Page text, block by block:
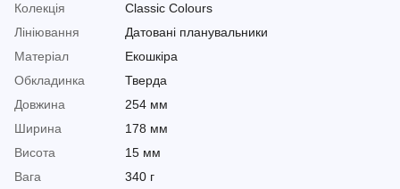
Колекція
Classic Colours
Лініювання
Датовані планувальники
Матеріал
Екошкіра
Обкладинка
Тверда
Довжина
254 мм
Ширина
178 мм
Висота
15 мм
Вага
340 г